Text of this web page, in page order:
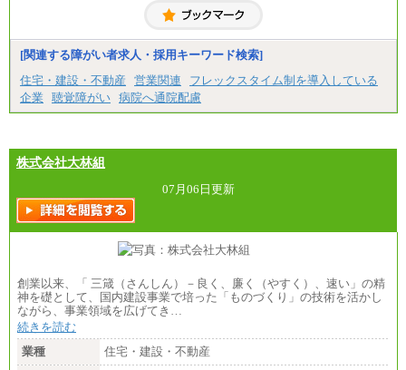
【契約社員】月給200,000円～
[関連する障がい者求人・採用キーワード検索]
住宅・建設・不動産
営業関連
フレックスタイム制を導入している
企業
聴覚障がい 病院へ通院配慮
株式会社大林組
07月06日更新
創業以来、「 三箴（さんしん）－良く、廉く（やすく）、速い」の精
神を礎として、国内建設事業で培った「ものづくり」の技術を活かし
ながら、事業領域を広げてき…
続きを読む
業種
住宅・建設・不動産